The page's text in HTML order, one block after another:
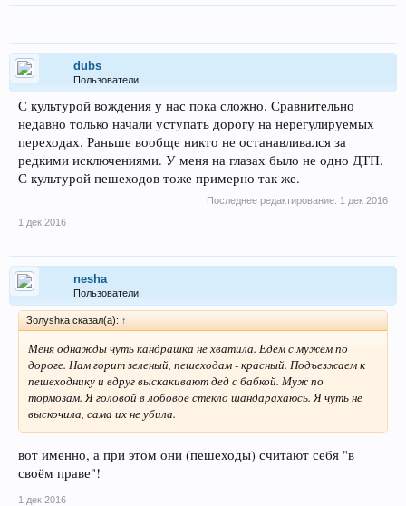
dubs
Пользователи
С культурой вождения у нас пока сложно. Сравнительно
недавно только начали уступать дорогу на нерегулируемых
переходах. Раньше вообще никто не останавливался за
редкими исключениями. У меня на глазах было не одно ДТП.
С культурой пешеходов тоже примерно так же.
Последнее редактирование: 1 дек 2016
1 дек 2016
nesha
Пользователи
Золуshка сказал(а): ↑
Меня однажды чуть кандрашка не хватила. Едем с мужем по
дороге. Нам горит зеленый, пешеходам - красный. Подъезжаем к
пешеходнику и вдруг выскакивают дед с бабкой. Муж по
тормозам. Я головой в лобовое стекло шандарахаюсь. Я чуть не
выскочила, сама их не убила.
вот именно, а при этом они (пешеходы) считают себя "в
своём праве"!
1 дек 2016